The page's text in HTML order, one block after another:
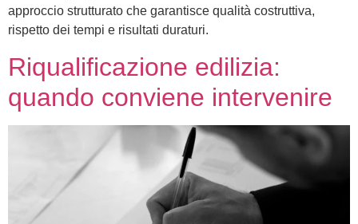
approccio strutturato che garantisce qualità costruttiva,
rispetto dei tempi e risultati duraturi.
Riqualificazione edilizia:
quando conviene intervenire